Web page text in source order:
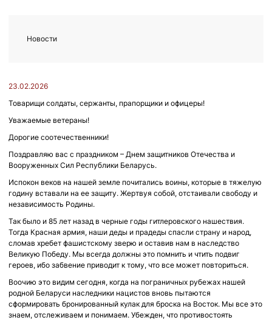
23.02.2026
Товарищи солдаты, сержанты, прапорщики и офицеры!
Уважаемые ветераны!
Дорогие соотечественники!
Поздравляю вас с праздником – Днем защитников Отечества и
Вооруженных Сил Республики Беларусь.
Испокон веков на нашей земле почитались воины, которые в тяжелую
годину вставали на ее защиту. Жертвуя собой, отстаивали свободу и
независимость Родины.
Так было и 85 лет назад в черные годы гитлеровского нашествия.
Тогда Красная армия, наши деды и прадеды спасли страну и народ,
сломав хребет фашистскому зверю и оставив нам в наследство
Великую Победу. Мы всегда должны это помнить и чтить подвиг
героев, ибо забвение приводит к тому, что все может повториться.
Воочию это видим сегодня, когда на пограничных рубежах нашей
родной Беларуси наследники нацистов вновь пытаются
сформировать бронированный кулак для броска на Восток. Мы все это
знаем, отслеживаем и понимаем. Убежден, что противостоять
Новости